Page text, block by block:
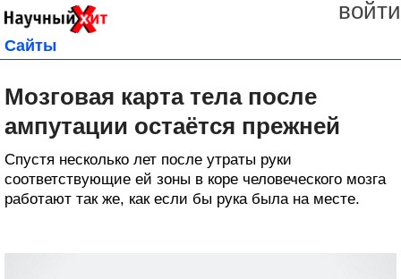
войти
Сайты
Мозговая карта тела после
ампутации остаётся прежней
Спустя несколько лет после утраты руки
соответствующие ей зоны в коре человеческого мозга
работают так же, как если бы рука была на месте.